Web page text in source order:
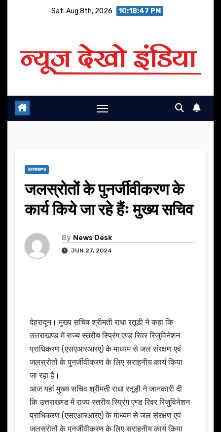
Sat. Aug 8th, 2026 10:18:47 PM
उत्तराखण्ड
जलस्रोतों के पुनर्जीवीकरण के
कार्य किये जा रहे हैंः मुख्य सचिव
By News Desk
JUN 27, 2024
देहरादून। मुख्य सचिव श्रीमती राधा रतूडी ने कहा कि
उत्तराखण्ड में राज्य स्तरीय स्प्रिंग एण्ड रिवर रिजुविनेशन
प्राधिकरण (एसएआरआरए) के माध्यम से जल संरक्षण एवं
जलस्रोतों के पुनर्जीवीकरण के लिए सराहनीय कार्य किया
जा रहा है।
आज यहां मुख्य सचिव श्रीमती राधा रतूड़ी ने जानकारी दी
कि उत्तराखण्ड में राज्य स्तरीय स्प्रिंग एण्ड रिवर रिजुविनेशन
प्राधिकरण (एसएआरआरए) के माध्यम से जल संरक्षण एवं
जलस्रोतों के पुनर्जीवीकरण के लिए सराहनीय कार्य किया